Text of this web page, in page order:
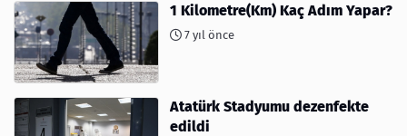
1 Kilometre(Km) Kaç Adım Yapar?
7 yıl önce
Atatürk Stadyumu dezenfekte
edildi